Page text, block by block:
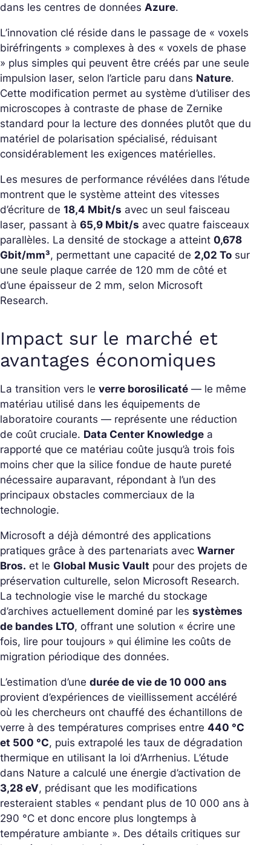
dans les centres de données Azure.
L’innovation clé réside dans le passage de « voxels
biréfringents » complexes à des « voxels de phase
» plus simples qui peuvent être créés par une seule
impulsion laser, selon l’article paru dans Nature.
Cette modification permet au système d’utiliser des
microscopes à contraste de phase de Zernike
standard pour la lecture des données plutôt que du
matériel de polarisation spécialisé, réduisant
considérablement les exigences matérielles.
Les mesures de performance révélées dans l’étude
montrent que le système atteint des vitesses
d’écriture de 18,4 Mbit/s avec un seul faisceau
laser, passant à 65,9 Mbit/s avec quatre faisceaux
parallèles. La densité de stockage a atteint 0,678
Gbit/mm³, permettant une capacité de 2,02 To sur
une seule plaque carrée de 120 mm de côté et
d’une épaisseur de 2 mm, selon Microsoft
Research.
Impact sur le marché et
avantages économiques
La transition vers le verre borosilicaté — le même
matériau utilisé dans les équipements de
laboratoire courants — représente une réduction
de coût cruciale. Data Center Knowledge a
rapporté que ce matériau coûte jusqu’à trois fois
moins cher que la silice fondue de haute pureté
nécessaire auparavant, répondant à l’un des
principaux obstacles commerciaux de la
technologie.
Microsoft a déjà démontré des applications
pratiques grâce à des partenariats avec Warner
Bros. et le Global Music Vault pour des projets de
préservation culturelle, selon Microsoft Research.
La technologie vise le marché du stockage
d’archives actuellement dominé par les systèmes
de bandes LTO, offrant une solution « écrire une
fois, lire pour toujours » qui élimine les coûts de
migration périodique des données.
L’estimation d’une durée de vie de 10 000 ans
provient d’expériences de vieillissement accéléré
où les chercheurs ont chauffé des échantillons de
verre à des températures comprises entre 440 °C
et 500 °C, puis extrapolé les taux de dégradation
thermique en utilisant la loi d’Arrhenius. L’étude
dans Nature a calculé une énergie d’activation de
3,28 eV, prédisant que les modifications
resteraient stables « pendant plus de 10 000 ans à
290 °C et donc encore plus longtemps à
température ambiante ». Des détails critiques sur